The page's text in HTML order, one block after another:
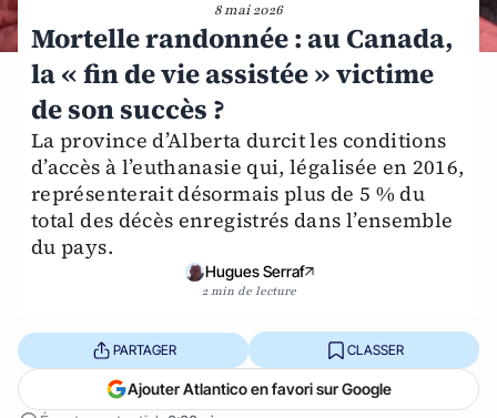
8 mai 2026
Mortelle randonnée : au Canada,
la « fin de vie assistée » victime
de son succès ?
La province d’Alberta durcit les conditions
d’accès à l’euthanasie qui, légalisée en 2016,
représenterait désormais plus de 5 % du
total des décès enregistrés dans l’ensemble
du pays.
Hugues Serraf
2 min de lecture
PARTAGER CLASSER
Ajouter Atlantico en favori sur Google